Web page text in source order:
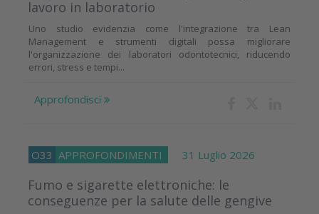
lavoro in laboratorio
Uno studio evidenzia come l'integrazione tra Lean
Management e strumenti digitali possa migliorare
l'organizzazione dei laboratori odontotecnici, riducendo
errori, stress e tempi...
Approfondisci
O33 APPROFONDIMENTI 31 Luglio 2026
Fumo e sigarette elettroniche: le
conseguenze per la salute delle gengive